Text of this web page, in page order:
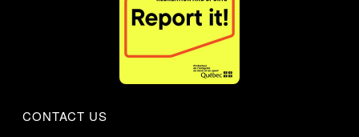
CONTACT US